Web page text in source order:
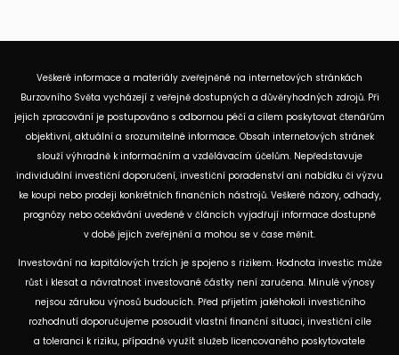
Veškeré informace a materiály zveřejněné na internetových stránkách
Burzovního Světa vycházejí z veřejně dostupných a důvěryhodných zdrojů. Při
jejich zpracování je postupováno s odbornou péčí a cílem poskytovat čtenářům
objektivní, aktuální a srozumitelné informace. Obsah internetových stránek
slouží výhradně k informačním a vzdělávacím účelům. Nepředstavuje
individuální investiční doporučení, investiční poradenství ani nabídku či výzvu
ke koupi nebo prodeji konkrétních finančních nástrojů. Veškeré názory, odhady,
prognózy nebo očekávání uvedené v článcích vyjadřují informace dostupné
v době jejich zveřejnění a mohou se v čase měnit.
Investování na kapitálových trzích je spojeno s rizikem. Hodnota investic může
růst i klesat a návratnost investované částky není zaručena. Minulé výnosy
nejsou zárukou výnosů budoucích. Před přijetím jakéhokoli investičního
rozhodnutí doporučujeme posoudit vlastní finanční situaci, investiční cíle
a toleranci k riziku, případně využít služeb licencovaného poskytovatele